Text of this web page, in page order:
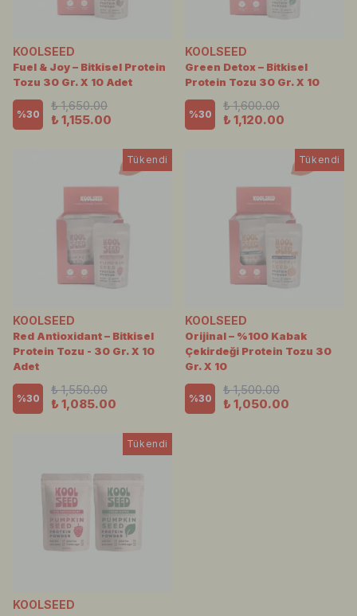
KOOLSEED
Fuel & Joy – Bitkisel Protein
Tozu 30 Gr. X 10 Adet
%30
₺ 1,650.00
₺ 1,155.00
KOOLSEED
Green Detox – Bitkisel
Protein Tozu 30 Gr. X 10
%30
₺ 1,600.00
₺ 1,120.00
Tükendi
KOOLSEED
Red Antioxidant – Bitkisel
Protein Tozu - 30 Gr. X 10
Adet
%30
₺ 1,550.00
₺ 1,085.00
Tükendi
KOOLSEED
Orijinal – %100 Kabak
Çekirdeği Protein Tozu 30
Gr. X 10
%30
₺ 1,500.00
₺ 1,050.00
Tükendi
KOOLSEED